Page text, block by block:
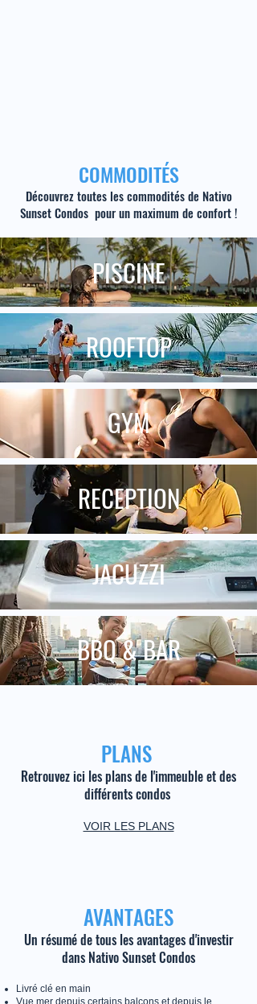
COMMODITÉS
Découvrez toutes les commodités de Nativo
Sunset Condos pour un maximum de confort !
PISCINE
ROOFTOP
GYM
RECEPTION
JACUZZI
BBQ & BAR
PLANS
Retrouvez ici les plans de l'immeuble et des
différents condos
VOIR LES PLANS
AVANTAGES
Un résumé de tous les avantages d'investir
dans Nativo Sunset Condos
Livré clé en main
Vue mer depuis certains balcons et depuis le